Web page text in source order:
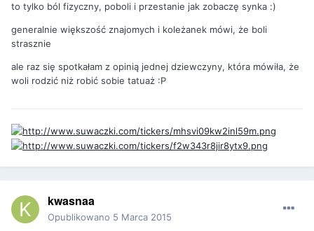
to tylko ból fizyczny, poboli i przestanie jak zobaczę synka :)
generalnie większość znajomych i koleżanek mówi, że boli
strasznie
ale raz się spotkałam z opinią jednej dziewczyny, która mówiła, że
woli rodzić niż robić sobie tatuaż :P
kwasnaa
Opublikowano 5 Marca 2015